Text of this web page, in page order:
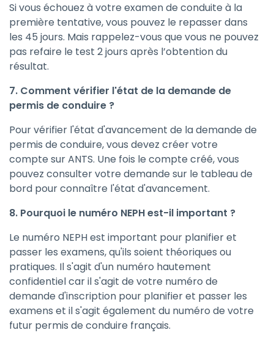
Si vous échouez à votre examen de conduite à la
première tentative, vous pouvez le repasser dans
les 45 jours. Mais rappelez-vous que vous ne pouvez
pas refaire le test 2 jours après l’obtention du
résultat.
7. Comment vérifier l'état de la demande de
permis de conduire ?
Pour vérifier l'état d'avancement de la demande de
permis de conduire, vous devez créer votre
compte sur ANTS. Une fois le compte créé, vous
pouvez consulter votre demande sur le tableau de
bord pour connaître l'état d'avancement.
8. Pourquoi le numéro NEPH est-il important ?
Le numéro NEPH est important pour planifier et
passer les examens, qu'ils soient théoriques ou
pratiques. Il s'agit d'un numéro hautement
confidentiel car il s'agit de votre numéro de
demande d'inscription pour planifier et passer les
examens et il s'agit également du numéro de votre
futur permis de conduire français.